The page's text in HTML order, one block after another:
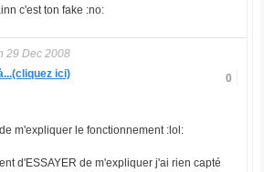
c'est ton fake :no:
29 Dec 2008
0
ici)
m'expliquer le fonctionnement :lol:
d'ESSAYER de m'expliquer j'ai rien capté